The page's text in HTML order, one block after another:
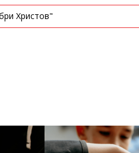
Христов"